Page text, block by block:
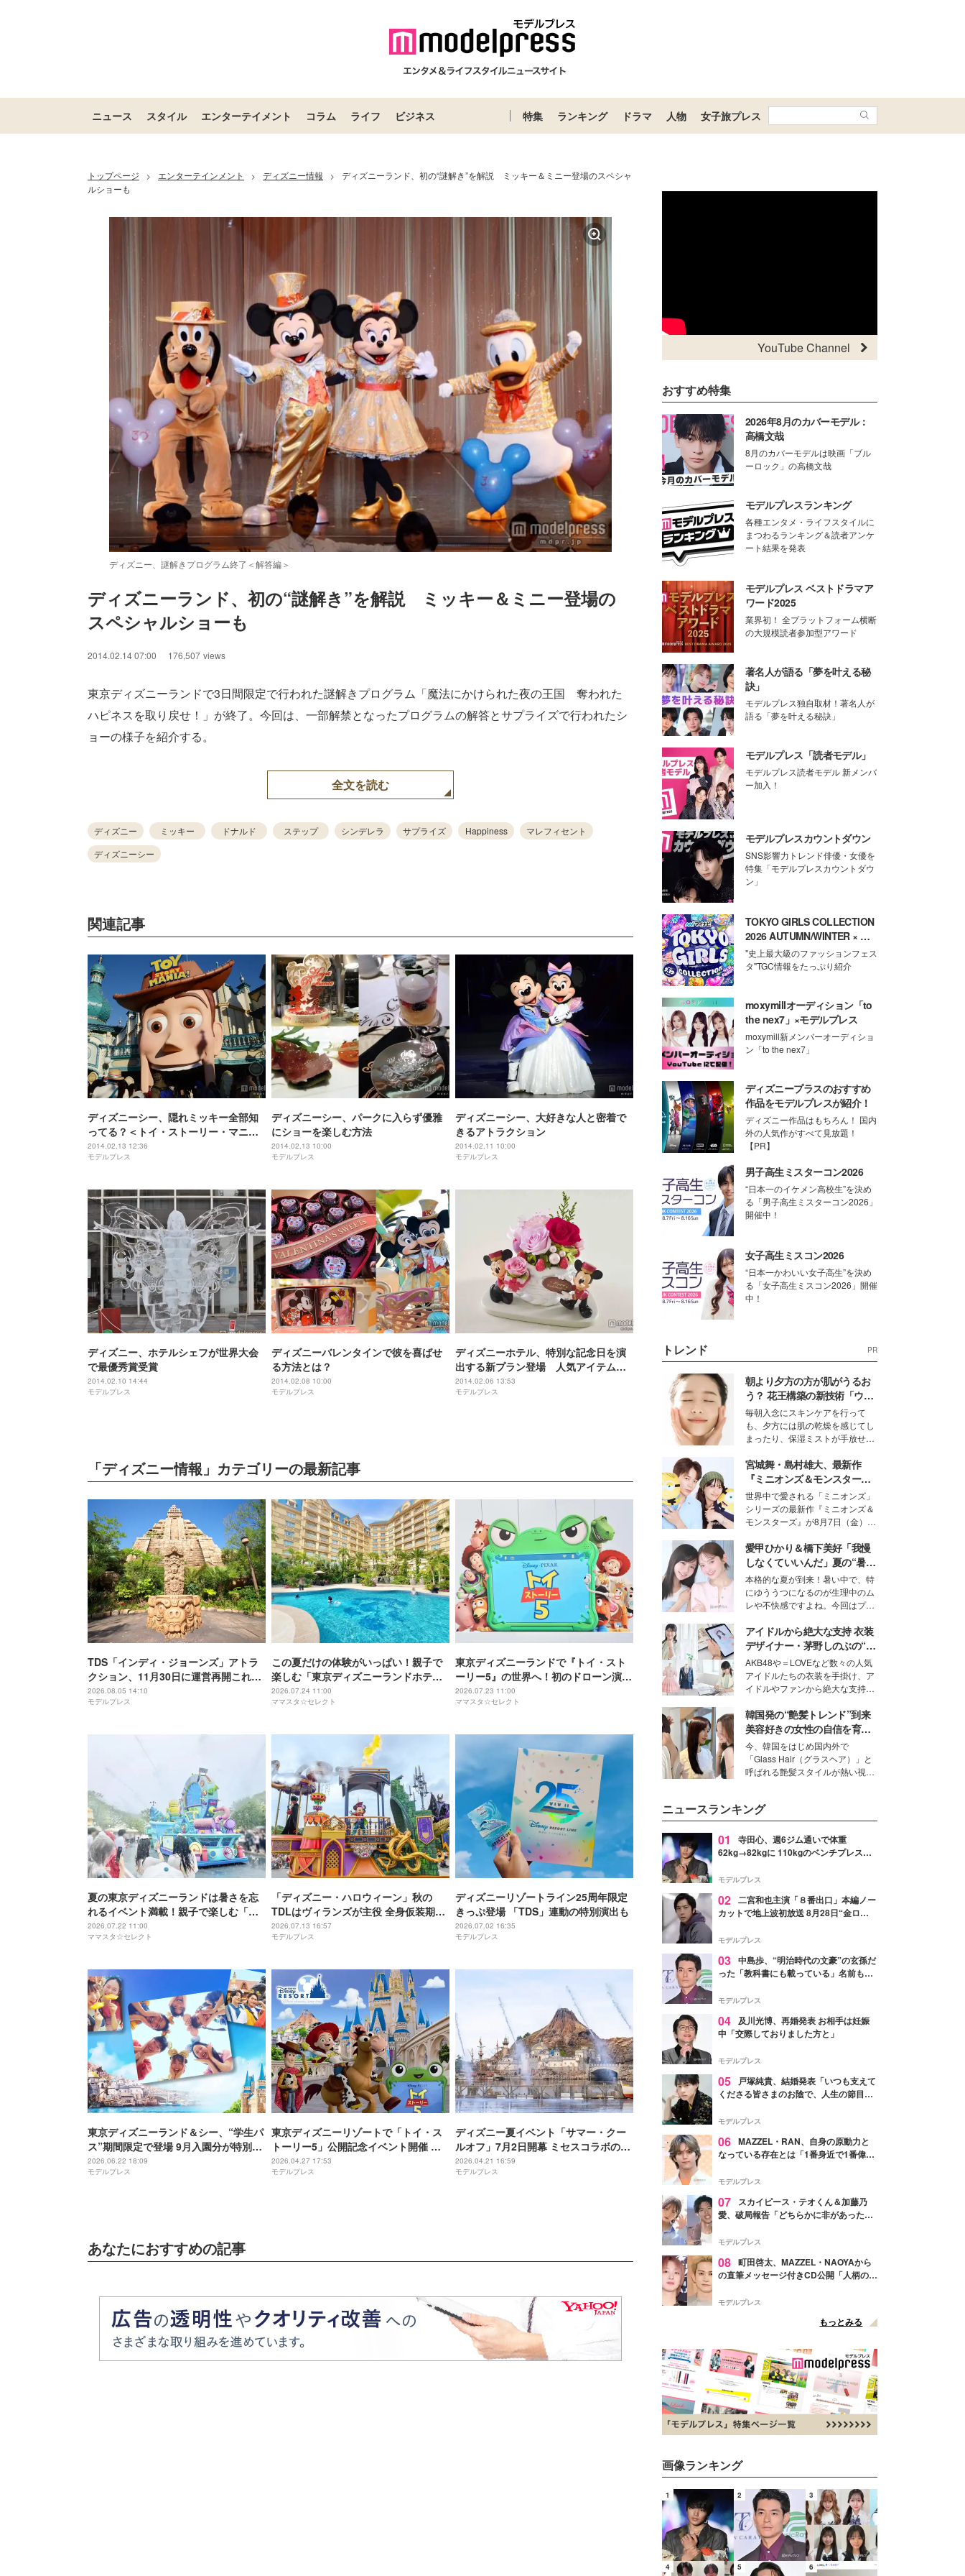
ニュース スタイル エンターテイメント コラム ライフ ビジネス 特集 ランキング ドラマ 人物 女子旅プレス
トップページ > エンターテインメント > ディズニー情報 >
ディズニーランド、初の“謎解き”を解説 ミッキー＆ミニー登場のスペシャ
ルショーも
ディズニー、謎解きプログラム終了＜解答編＞
ディズニーランド、初の“謎解き”を解説　ミッキー＆ミニー登場の
スペシャルショーも
2014.02.14 07:00 176,507 views
東京ディズニーランドで3日間限定で行われた謎解きプログラム「魔法にかけられた夜の王国 奪われた
ハピネスを取り戻せ！」が終了。今回は、一部解禁となったプログラムの解答とサプライズで行われたシ
ョーの様子を紹介する。
全文を読む
ディズニー ミッキー ドナルド ステップ シンデレラ サプライズ Happiness
マレフィセント
ディズニーシー
関連記事
ディズニーシー、隠れミッキー全部知
ってる？＜トイ・ストーリー・マニ
ア！編＞
2014.02.13 12:36
モデルプレス
ディズニーシー、パークに入らず優雅
にショーを楽しむ方法
2014.02.13 10:00
モデルプレス
ディズニーシー、大好きな人と密着で
きるアトラクション
2014.02.11 10:00
モデルプレス
ディズニー、ホテルシェフが世界大会
で最優秀賞受賞
2014.02.10 14:44
モデルプレス
ディズニーバレンタインで彼を喜ばせ
る方法とは？
2014.02.08 10:00
モデルプレス
ディズニーホテル、特別な記念日を演
出する新プラン登場 人気アイテムも
一新
2014.02.06 13:53
モデルプレス
「ディズニー情報」カテゴリーの最新記事
TDS「インディ・ジョーンズ」アトラ
クション、11月30日に運営再開これま
で以上の臨場感に
2026.08.05 14:10
モデルプレス
この夏だけの体験がいっぱい！親子で
楽しむ「東京ディズニーランドホテ
ル・サマーアドベンチャー！」
2026.07.24 11:00
ママスタ☆セレクト
東京ディズニーランドで『トイ・スト
ーリー5』の世界へ！初のドローン演出
が彩るナイトショーも必見
2026.07.23 11:00
ママスタ☆セレクト
夏の東京ディズニーランドは暑さを忘
れるイベント満載！親子で楽しむ「サ
マー・クールオフ」開催中
2026.07.22 11:00
ママスタ☆セレクト
「ディズニー・ハロウィーン」秋の
TDLはヴィランズが主役 全身仮装期間
や限定グッズも公開
2026.07.13 16:57
モデルプレス
ディズニーリゾートライン25周年限定
きっぷ登場 「TDS」連動の特別演出も
2026.07.02 16:35
モデルプレス
東京ディズニーランド＆シー、“学生パ
ス”期間限定で登場 9月入園分が特別価
格に
2026.06.22 18:09
モデルプレス
東京ディズニーリゾートで「トイ・ス
トーリー5」公開記念イベント開催 グ
ッズ・メニュー、ホテル連動企画も
2026.04.27 17:53
モデルプレス
ディズニー夏イベント「サマー・クー
ルオフ」7月2日開幕 ミセスコラボのグ
ッズやメニューも新たに登場
2026.04.21 16:59
モデルプレス
あなたにおすすめの記事
YouTube Channel
おすすめ特集
2026年8月のカバーモデル：
高橋文哉
8月のカバーモデルは映画「ブル
ーロック」の高橋文哉
モデルプレスランキング
各種エンタメ・ライフスタイルに
まつわるランキング＆読者アンケ
ート結果を発表
モデルプレス ベストドラマア
ワード2025
業界初！ 全プラットフォーム横断
の大規模読者参加型アワード
著名人が語る「夢を叶える秘
訣」
モデルプレス独自取材！著名人が
語る「夢を叶える秘訣」
モデルプレス「読者モデル」
モデルプレス読者モデル 新メンバ
ー加入！
モデルプレスカウントダウン
SNS影響力トレンド俳優・女優を
特集「モデルプレスカウントダウ
ン」
TOKYO GIRLS COLLECTION
2026 AUTUMN/WINTER × モ
デルプレス
"史上最大級のファッションフェス
タ"TGC情報をたっぷり紹介
moxymillオーディション「to
the nex7」×モデルプレス
moxymill新メンバーオーディショ
ン「to the nex7」
ディズニープラスのおすすめ
作品をモデルプレスが紹介！
ディズニー作品はもちろん！ 国内
外の人気作がすべて見放題！
【PR】
男子高生ミスターコン2026
“日本一のイケメン高校生”を決め
る「男子高生ミスターコン2026」
開催中！
女子高生ミスコン2026
“日本一かわいい女子高生”を決め
る「女子高生ミスコン2026」開催
中！
トレンド PR
朝より夕方の方が肌がうるお
う？ 花王構築の新技術「ウォ
ーターキャプチャリングスキ
ン（捕水肌）」がスキンケア
の常識を変える予感
毎朝入念にスキンケアを行って
も、夕方には肌の乾燥を感じてし
まったり、保湿ミストが手放せな
な美容の常識を大きく変える可能
性を秘めた、革新的な「Water
Capturing Skin（ウォーターキャ
プチャリングスキン：捕水肌）」
技術を、花王が構築した。
宮城舞・島村雄大、最新作
『ミニオンズ＆モンスター
ズ』の魅力熱弁 ハチャメチャ
だけじゃない“友情と絆”に感
動
世界中で愛される「ミニオンズ」
シリーズの最新作『ミニオンズ＆
モンスターズ』が8月7日（金）に
ニオン好き”という共通点を持つモ
デルの宮城舞と島村雄大の特別対
談をお届け！それぞれの視点か
ら、今作ならではの魅力や予想外
の感動をもたらす奥深いストーリ
ーについて熱く語り合ってもらっ
た。
愛甲ひかり＆橋下美好「我慢
しなくていいんだ」夏の“暑さ
対策”の新しい選択肢とは？
本格的な夏が到来！暑い中で、特
にゆううつになるのが生理中のム
レや不快感ですよね。今回はプラ
モデル・愛甲ひかりさんと橋下美
好さんを迎えて本音で女子会トー
ク。猛暑のお出かけを快適に過ご
すヒントや、2人が感動した夏の
生理の新常識にも迫りました。
アイドルから絶大な支持 衣装
デザイナー・茅野しのぶの“可
愛い”を作る美学＜「シチズン
クロスシー」インタビュー＞
AKB48や＝LOVEなど数々の人気
アイドルたちの衣装を手掛け、ア
イドルやファンから絶大な支持を
取締役兼クリエイティブディレク
ター・茅野しのぶ。一人ひとりの
個性に寄り添い、魅力を引き出す
衣装作りは、多くの女性たちに勇
気と自信を与え続けている。
韓国発の“艶髪トレンド”到来
美容好きの女性の自信を育む
「ヘアケア事情」って？
今、韓国をはじめ国内外で
「Glass Hair（グラスヘア）」と
呼ばれる艶髪スタイルが熱い視線
して、“髪そのものの美しさ”に改
めて注目する人が増えている様
子。今回は、そんな憧れの艶やか
な髪を日常で叶える、美容好きの
ます。
ニュースランキング
01
寺田心、週6ジム通いで体重
62kg→82kgに 110kgのベンチプレス持
「かっこいい」と反響
モデルプレス
02 二宮和也主演「８番出口」本編ノー
カットで地上波初放送 8月28日“金ロ
モデルプレス
03 中島歩、“明治時代の文豪”の玄孫だ
った「教科書にも載っている」名前も先
モデルプレス
04 及川光博、再婚発表 お相手は妊娠
中「交際しておりました方と」
モデルプレス
05
戸塚純貴、結婚発表「いつも支えて
くださる皆さまのお陰で、人生の節目を
す」【全文】
モデルプレス
06 MAZZEL・RAN、自身の原動力と
なっている存在とは「1番身近で1番偉大
モデルプレス
07
スカイピース・テオくん＆加藤乃
愛、破局報告「どちらかに非があったわ
モデルプレス
08 町田啓太、MAZZEL・NAOYAから
の直筆メッセージ付きCD公開「人柄の良
モデルプレス
もっとみる
画像ランキング
1 2 3
4 5 6